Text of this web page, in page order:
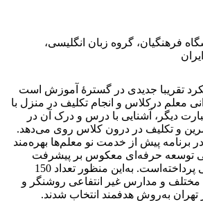
فرهنگیان، گروه زبان انگلیسی،
تقریبا جدیدی در گسترۀ آموزش است
معلم درکلاس و انجام تکلیف در منزل با
دیگر، آشنایی با درس و درک آن در
و تکلیف در درون کلاس روی می‌دهد.
برنامه پیش از خدمت نو معلم‌ها بهره‌مند
توسعه حرفه‌ای معکوس بر پیشرفت
نو‌معلمان زبان انگلیسی پرداخته‌است. به‌این منظور تعداد 150
و مدارس غیر انتفاعی روشنگر و
در منطقه 2 شهر تهران به‌روش هدفمند انتخاب شدند.